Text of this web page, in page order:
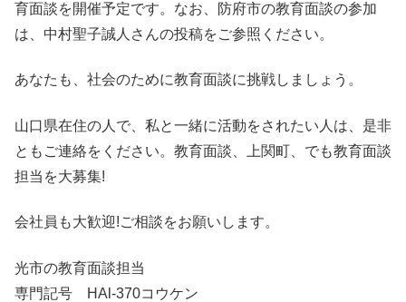
育面談を開催予定です。なお、防府市の教育面談の参加
は、中村聖子誠人さんの投稿をご参照ください。
あなたも、社会のために教育面談に挑戦しましょう。
山口県在住の人で、私と一緒に活動をされたい人は、是非
ともご連絡をください。教育面談、上関町、でも教育面談
担当を大募集!
会社員も大歓迎!ご相談をお願いします。
光市の教育面談担当
専門記号 HAl-370コウケン